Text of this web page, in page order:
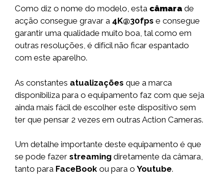
Como diz o nome do modelo, esta câmara de
acção consegue gravar a 4K@30fps e consegue
garantir uma qualidade muito boa, tal como em
outras resoluções, é difícil não ficar espantado
com este aparelho.
As constantes atualizações que a marca
disponibiliza para o equipamento faz com que seja
ainda mais fácil de escolher este dispositivo sem
ter que pensar 2 vezes em outras Action Cameras.
Um detalhe importante deste equipamento é que
se pode fazer streaming diretamente da câmara,
tanto para FaceBook ou para oYoutube.